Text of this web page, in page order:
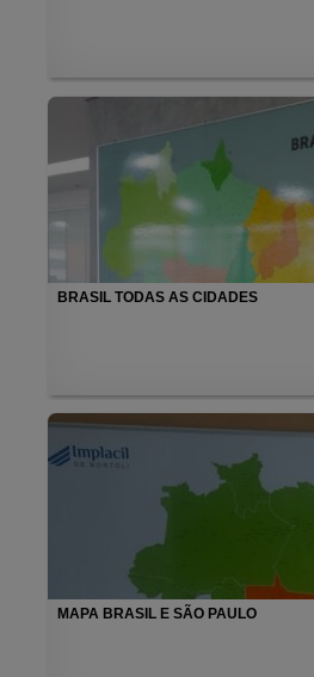
BRASIL TODAS AS CIDADES
MAPA BRASIL E SÃO PAULO